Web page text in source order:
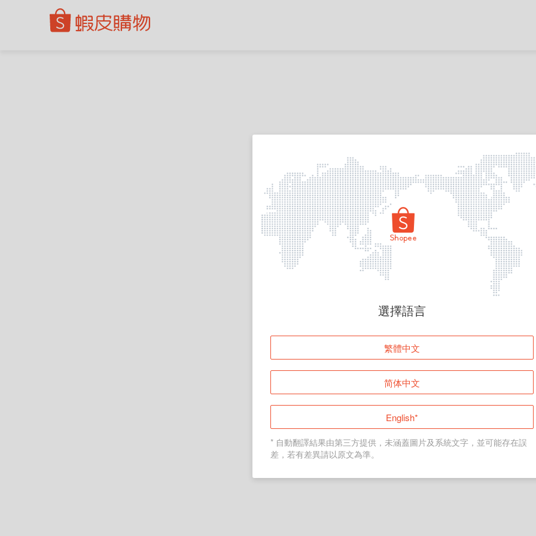
頁面無法顯示
登入
返回首頁
選擇語言
繁體中文
简体中文
English*
* 自動翻譯結果由第三方提供，未涵蓋圖片及系統文字，並可能存在誤
差，若有差異請以原文為準。